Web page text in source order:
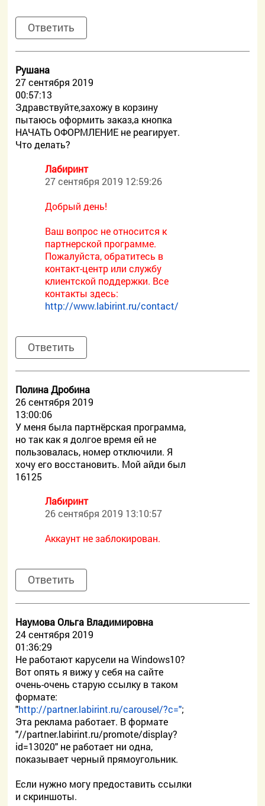
Ответить
Рушана
27 сентября 2019
00:57:13
Здравствуйте,захожу в корзину
пытаюсь оформить заказ,а кнопка
НАЧАТЬ ОФОРМЛЕНИЕ не реагирует.
Что делать?
Лабиринт
27 сентября 2019 12:59:26
Добрый день!
Ваш вопрос не относится к
партнерской программе.
Пожалуйста, обратитесь в
контакт-центр или службу
клиентской поддержки. Все
контакты здесь:
http://www.labirint.ru/contact/
Ответить
Полина Дробина
26 сентября 2019
13:00:06
У меня была партнёрская программа,
но так как я долгое время ей не
пользовалась, номер отключили. Я
хочу его восстановить. Мой айди был
16125
Лабиринт
26 сентября 2019 13:10:57
Аккаунт не заблокирован.
Ответить
Наумова Ольга Владимировна
24 сентября 2019
01:36:29
Не работают карусели на Windows10?
Вот опять я вижу у себя на сайте
очень-очень старую ссылку в таком
формате:
"http://partner.labirint.ru/carousel/?c=";
Эта реклама работает. В формате
"//partner.labirint.ru/promote/display?
id=13020" не работает ни одна,
показывает черный прямоугольник.
Если нужно могу предоставить ссылки
и скриншоты.